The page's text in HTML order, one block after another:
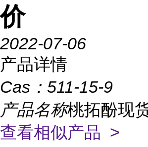
价
2022-07-06
产品详情
Cas： 511-15-9
产品名称桃拓酚现
查看相似产品 >